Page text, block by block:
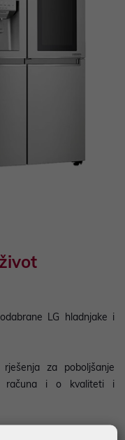
LG hladnjake i
za poboljšanje
računa i o kvaliteti i